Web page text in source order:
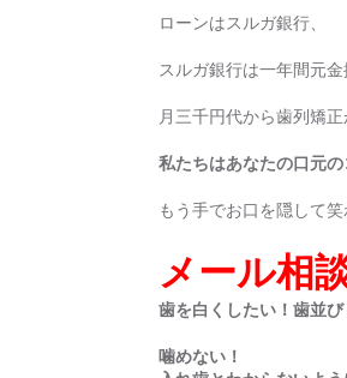
ローンはスルガ銀行、
スルガ銀行は一年間元金
月三千円代から歯列矯正
私たちはあなたの口元の
もう手でお口を隠して笑
メール相
歯を白くしたい！歯並
噛めない！